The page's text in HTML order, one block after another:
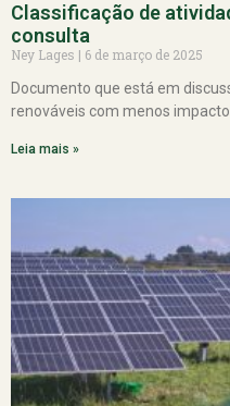
Classificação de
consulta
Ney Lages
6 de março de 2025
Documento que está em
renováveis com menos
Leia mais »